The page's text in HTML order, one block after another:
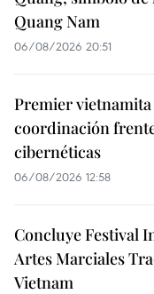
Quang Nam
06/08/2026 20:51
Premier
coordinación
cibernéticas
06/08/2026 12:58
Concluye Festival
Artes Marciales
Vietnam